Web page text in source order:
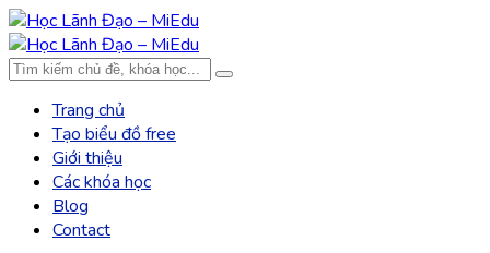
Trang chủ
Tạo biểu đồ free
Giới thiệu
Các khóa học
Blog
Contact